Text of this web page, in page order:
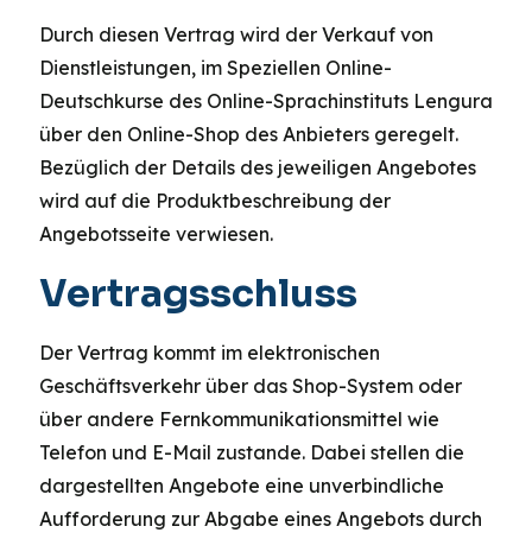
Durch diesen Vertrag wird der Verkauf von
Dienstleistungen, im Speziellen Online-
Deutschkurse des Online-Sprachinstituts Lengura
über den Online-Shop des Anbieters geregelt.
Bezüglich der Details des jeweiligen Angebotes
wird auf die Produktbeschreibung der
Angebotsseite verwiesen.
Vertragsschluss
Der Vertrag kommt im elektronischen
Geschäftsverkehr über das Shop-System oder
über andere Fernkommunikationsmittel wie
Telefon und E-Mail zustande. Dabei stellen die
dargestellten Angebote eine unverbindliche
Aufforderung zur Abgabe eines Angebots durch